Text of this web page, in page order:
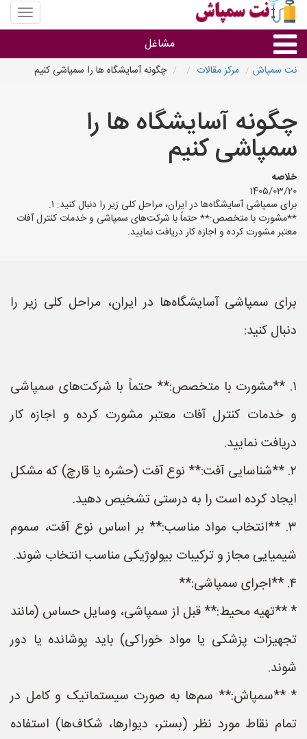
منوی
سایت
مشاغل
استان ها
نت سمپاش مرکز مقالات چگونه آسایشگاه ها را سمپاشی کنیم
چگونه آسایشگاه ها را
سمپاشی کنیم
خلاصه
1405/03/20
برای سمپاشی آسایشگاه‌ها در ایران، مراحل کلی زیر را دنبال کنید: ۱.
**مشورت با متخصص:** حتماً با شرکت‌های سمپاشی و خدمات کنترل آفات
معتبر مشورت کرده و اجازه کار دریافت نمایید.
برای سمپاشی آسایشگاه‌ها در ایران، مراحل کلی زیر را
دنبال کنید:
۱. **مشورت با متخصص:** حتماً با شرکت‌های سمپاشی
و خدمات کنترل آفات معتبر مشورت کرده و اجازه کار
دریافت نمایید.
۲. **شناسایی آفت:** نوع آفت (حشره یا قارچ) که مشکل
ایجاد کرده است را به درستی تشخیص دهید.
۳. **انتخاب مواد مناسب:** بر اساس نوع آفت، سموم
شیمیایی مجاز و ترکیبات بیولوژیکی مناسب انتخاب شوند.
۴. **اجرای سمپاشی:**
* **تهیه محیط:** قبل از سمپاشی، وسایل حساس (مانند
تجهیزات پزشکی یا مواد خوراکی) باید پوشانده یا دور
شوند.
* **سمپاش:** سم‌ها به صورت سیستماتیک و کامل در
تمام نقاط مورد نظر (بستر، دیوارها، شکاف‌ها) استفاده